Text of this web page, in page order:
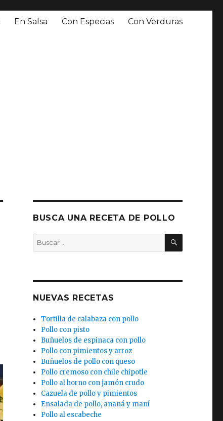
En Salsa Con Especias Con Verduras
BUSCA UNA RECETA DE POLLO
Buscar
por:
BUSCAR
NUEVAS RECETAS
Tortilla de calabaza con pollo
Pollo con pisto
Buñuelos de espinaca con pollo
Pollo con pimientos y arroz
Buñuelos de pollo con queso
Pollo cremoso con chile chipotle
Pollo al horno con jamón crudo
Cazuela de pollo y pimientos
Ensalada de pollo, ananá y maní
Pollo al escabeche